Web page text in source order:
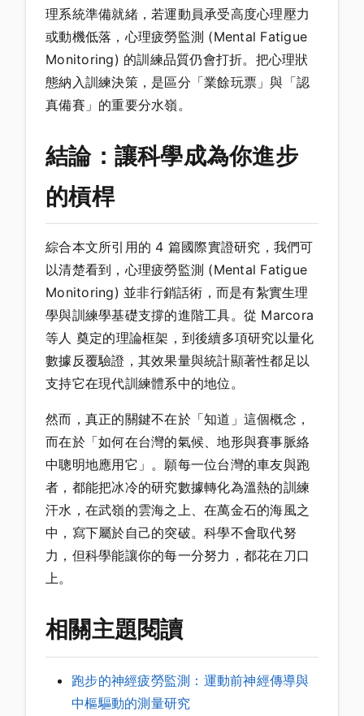
理系統準備就緒，若運動員承受高度心理壓力
或動機低落，心理疲勞監測 (Mental Fatigue
Monitoring) 的訓練品質仍會打折。把心理狀
態納入訓練決策，是區分「業餘玩票」與「認
真備賽」的重要分水嶺。
結論：讓科學成為你進步
的槓桿
綜合本文所引用的 4 篇國際實證研究，我們可
以清楚看到，心理疲勞監測 (Mental Fatigue
Monitoring) 並非行銷話術，而是有紮實生理
學與訓練學基礎支撐的進階工具。從 Marcora
等人 奠定的理論框架，到後續多項研究以量化
數據反覆驗證，其效果量與統計顯著性都足以
支持它在現代訓練體系中的地位。
然而，真正的關鍵不在於「知道」這個概念，
而在於「如何在台灣的氣候、地形與賽事脈絡
中聰明地應用它」。願每一位台灣的車友與跑
者，都能把冰冷的研究數據轉化為溫熱的訓練
汗水，在武嶺的雲海之上、在萬金石的海風之
中，寫下屬於自己的突破。科學不會取代努
力，但科學能讓你的每一分努力，都花在刀口
上。
相關主題閱讀
跑步的神經疲勞監測：運動前神經傳導與
中樞驅動的測量研究